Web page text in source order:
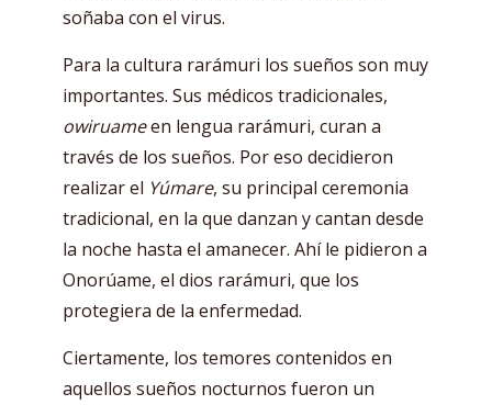
soñaba con el virus.
Para la cultura rarámuri los sueños son muy
importantes. Sus médicos tradicionales,
owiruameen lengua rarámuri, curan a
través de los sueños. Por eso decidieron
realizar el Yúmare, su principal ceremonia
tradicional, en la que danzan y cantan desde
la noche hasta el amanecer. Ahí le pidieron a
Onorúame, el dios rarámuri, que los
protegiera de la enfermedad.
Ciertamente, los temores contenidos en
aquellos sueños nocturnos fueron un